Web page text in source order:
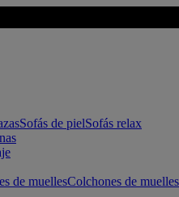
Sofás de pielSofás relax
de muellesColchones de